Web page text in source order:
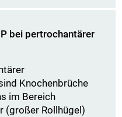
bei pertrochantärer
Knochenbrüche
im Bereich
(großer Rollhügel)